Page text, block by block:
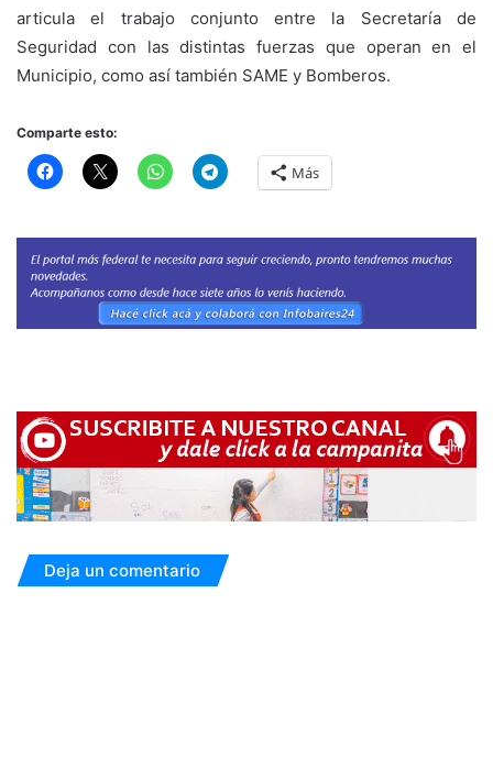
articula el trabajo conjunto entre la Secretaría de
Seguridad con las distintas fuerzas que operan en el
Municipio, como así también SAME y Bomberos.
Comparte esto:
Más
Deja un comentario